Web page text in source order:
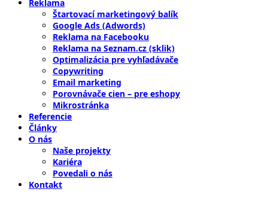
Reklama
Štartovací marketingový balík
Google Ads (Adwords)
Reklama na Facebooku
Reklama na Seznam.cz (sklik)
Optimalizácia pre vyhľadávače
Copywriting
Email marketing
Porovnávače cien – pre eshopy
Mikrostránka
Referencie
Články
O nás
Naše projekty
Kariéra
Povedali o nás
Kontakt